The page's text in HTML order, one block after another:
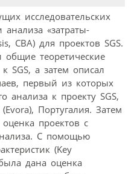
исследовательских
«затраты-
CBA) для проектов SGS.
общие теоретические
SGS, а затем описал
первый из которых
анализа к проекту SGS,
Португалия. Затем
проектов с
С помощью
(Key
дана оценка